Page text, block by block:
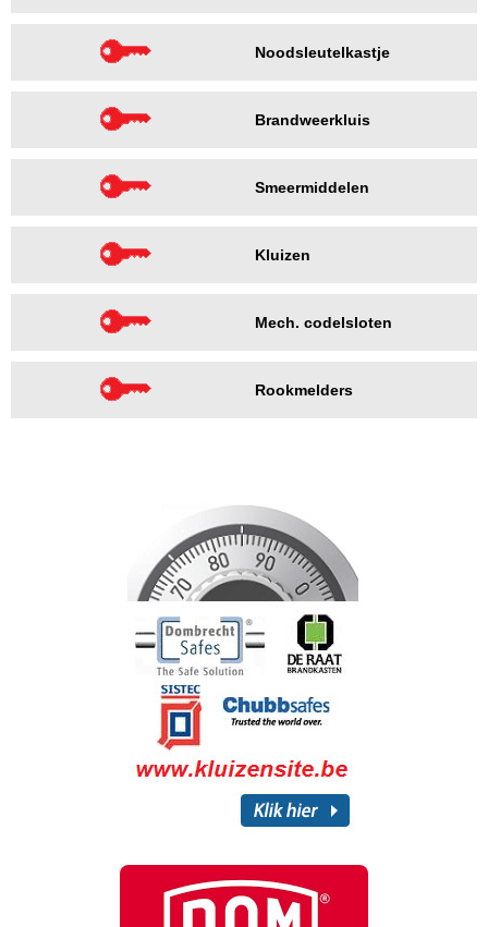
Noodsleutelkastje
Brandweerkluis
Smeermiddelen
Kluizen
Mech. codelsloten
Rookmelders